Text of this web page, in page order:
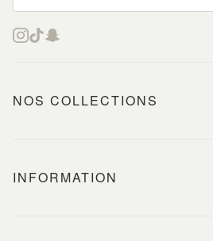
NOS COLLECTIONS
INFORMATION